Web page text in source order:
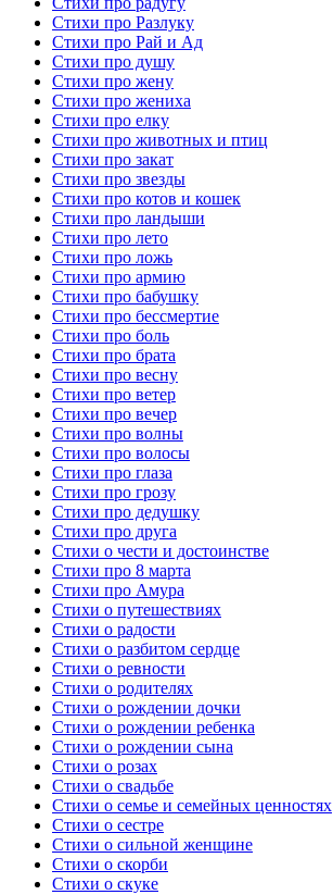
Стихи про Разлуку
Стихи про Рай и Ад
Стихи про душу
Стихи про жену
Стихи про жениха
Стихи про елку
Стихи про животных и птиц
Стихи про закат
Стихи про звезды
Стихи про котов и кошек
Стихи про ландыши
Стихи про лето
Стихи про ложь
Стихи про армию
Стихи про бабушку
Стихи про бессмертие
Стихи про боль
Стихи про брата
Стихи про весну
Стихи про ветер
Стихи про вечер
Стихи про волны
Стихи про волосы
Стихи про глаза
Стихи про грозу
Стихи про дедушку
Стихи про друга
Стихи о чести и достоинстве
Стихи про 8 марта
Стихи про Амура
Стихи о путешествиях
Стихи о радости
Стихи о разбитом сердце
Стихи о ревности
Стихи о родителях
Стихи о рождении дочки
Стихи о рождении ребенка
Стихи о рождении сына
Стихи о розах
Стихи о свадьбе
Стихи о семье и семейных ценностях
Стихи о сестре
Стихи о сильной женщине
Стихи о скорби
Стихи о скуке